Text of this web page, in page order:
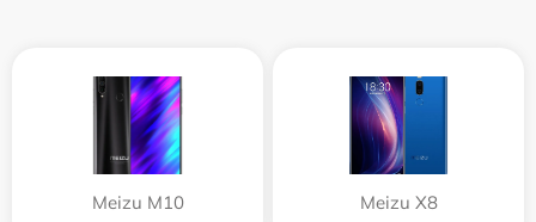
Meizu M10 Meizu X8